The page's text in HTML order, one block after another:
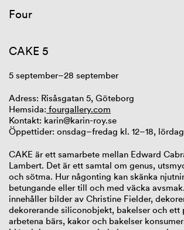
Four
CAKE 5
5 september–28 september
Adress: Risåsgatan 5, Göteborg
Hemsida: fourgallery.com
Kontakt: karin@karin-roy.se
Öppettider: onsdag–fredag kl. 12–18,
CAKE är ett samarbete mellan Edward
Lambert. Det är ett samtal om genus,
och sötma. Hur någonting kan skänka
betungande eller till och med väcka
innehåller bilder av Christine Fielder,
dekorerande siliconobjekt, bakelser och ett
arbetena bärs, kakor och bakelser